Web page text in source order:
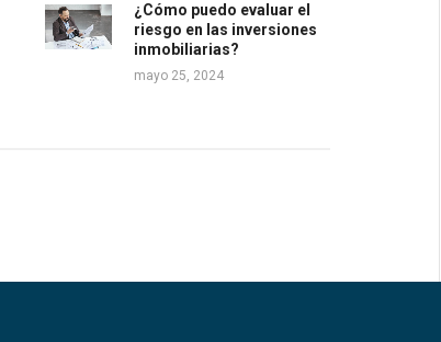
¿Cómo puedo evaluar el
riesgo en las inversiones
inmobiliarias?
mayo 25, 2024